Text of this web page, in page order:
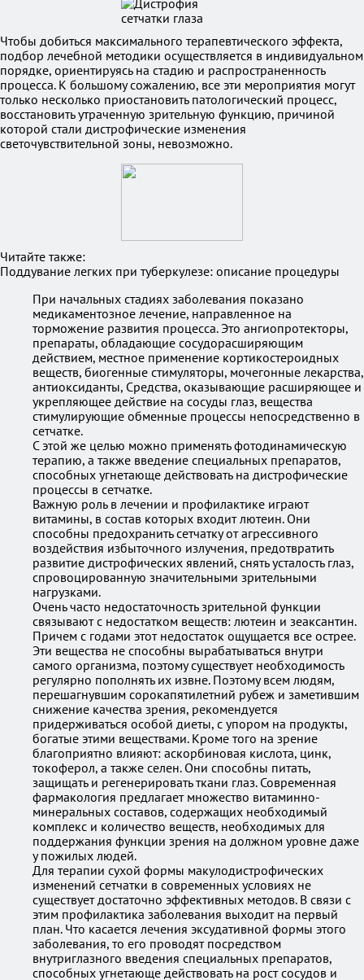
Чтобы добиться максимального терапевтического эффекта,
подбор лечебной методики осуществляется в индивидуальном
порядке, ориентируясь на стадию и распространенность
процесса. К большому сожалению, все эти мероприятия могут
только несколько приостановить патологический процесс,
восстановить утраченную зрительную функцию, причиной
которой стали дистрофические изменения
светочувствительной зоны, невозможно.
Читайте также:
Поддувание легких при туберкулезе: описание процедуры
При начальных стадиях заболевания показано
медикаментозное лечение, направленное на
торможение развития процесса. Это ангиопротекторы,
препараты, обладающие сосудорасширяющим
действием, местное применение кортикостероидных
веществ, биогенные стимуляторы, мочегонные лекарства,
антиоксиданты, Средства, оказывающие расширяющее и
укрепляющее действие на сосуды глаз, вещества
стимулирующие обменные процессы непосредственно в
сетчатке.
С этой же целью можно применять фотодинамическую
терапию, а также введение специальных препаратов,
способных угнетающе действовать на дистрофические
процессы в сетчатке.
Важную роль в лечении и профилактике играют
витамины, в состав которых входит лютеин. Они
способны предохранить сетчатку от агрессивного
воздействия избыточного излучения, предотвратить
развитие дистрофических явлений, снять усталость глаз,
спровоцированную значительными зрительными
нагрузками.
Очень часто недостаточность зрительной функции
связывают с недостатком веществ: лютеин и зеаксантин.
Причем с годами этот недостаток ощущается все острее.
Эти вещества не способны вырабатываться внутри
самого организма, поэтому существует необходимость
регулярно пополнять их извне. Поэтому всем людям,
перешагнувшим сорокапятилетний рубеж и заметившим
снижение качества зрения, рекомендуется
придерживаться особой диеты, с упором на продукты,
богатые этими веществами. Кроме того на зрение
благоприятно влияют: аскорбиновая кислота, цинк,
токоферол, а также селен. Они способны питать,
защищать и регенерировать ткани глаз. Современная
фармакология предлагает множество витаминно-
минеральных составов, содержащих необходимый
комплекс и количество веществ, необходимых для
поддержания функции зрения на должном уровне даже
у пожилых людей.
Для терапии сухой формы макулодистрофических
изменений сетчатки в современных условиях не
существует достаточно эффективных методов. В связи с
этим профилактика заболевания выходит на первый
план. Что касается лечения эксудативной формы этого
заболевания, то его проводят посредством
внутриглазного введения специальных препаратов,
способных угнетающе действовать на рост сосудов и